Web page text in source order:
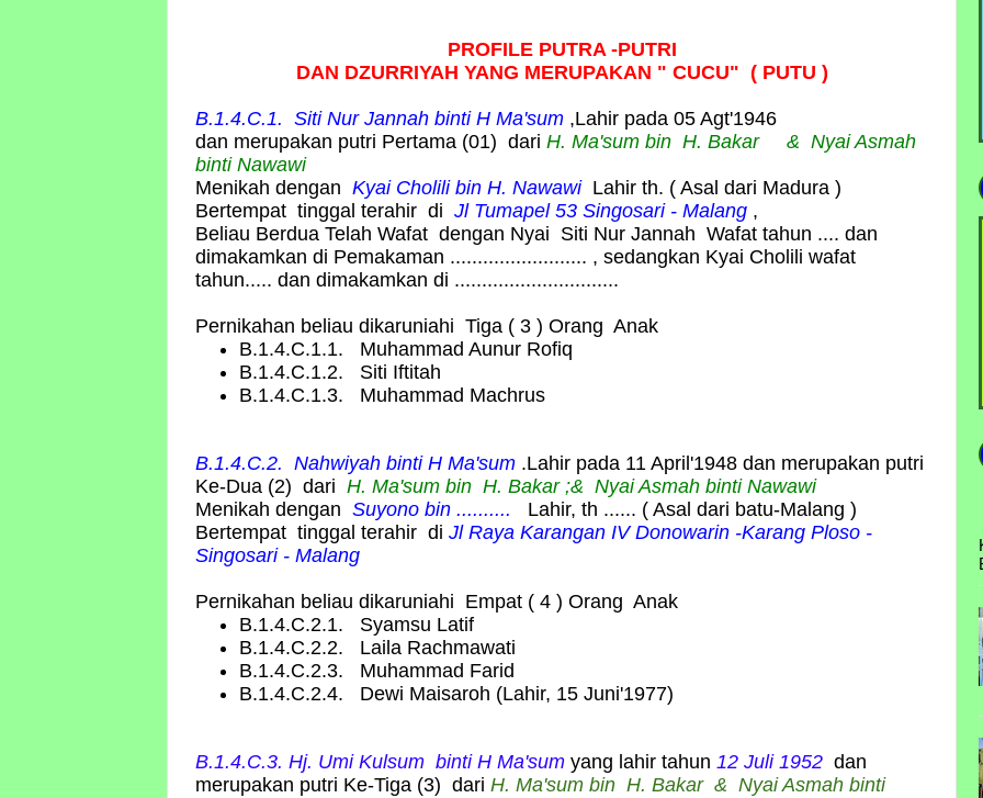
PROFILE PUTRA -PUTRI
DAN DZURRIYAH YANG MERUPAKAN " CUCU" ( PUTU )
B.1.4.C.1. Siti Nur Jannah binti H Ma'sum ,Lahir pada 05 Agt'1946
dan merupakan putri Pertama (01) dari H. Ma'sum bin H. Bakar
& Nyai Asmah
binti Nawawi
Menikah dengan Kyai Cholili bin H. Nawawi Lahir th. ( Asal dari Madura )
Bertempat tinggal terahir di Jl Tumapel 53 Singosari - Malang ,
Beliau Berdua Telah Wafat dengan Nyai Siti Nur Jannah Wafat tahun .... dan
dimakamkan di Pemakaman ......................... , sedangkan Kyai Cholili wafat
tahun..... dan dimakamkan di ..............................
Pernikahan beliau dikaruniahi Tiga ( 3 ) Orang Anak
B.1.4.C.1.1. Muhammad Aunur Rofiq
B.1.4.C.1.2. Siti Iftitah
B.1.4.C.1.3. Muhammad Machrus
B.1.4.C.2. Nahwiyah binti H Ma'sum .Lahir pada 11 April'1948 dan merupakan putri
Ke-Dua (2) dari H. Ma'sum bin H. Bakar ;& Nyai Asmah binti Nawawi
Menikah dengan Suyono bin ..........
Lahir, th ...... ( Asal dari batu-Malang )
Bertempat tinggal terahir di Jl Raya Karangan IV Donowarin -Karang Ploso -
Singosari - Malang
Pernikahan beliau dikaruniahi Empat ( 4 ) Orang Anak
B.1.4.C.2.1. Syamsu Latif
B.1.4.C.2.2. Laila Rachmawati
B.1.4.C.2.3. Muhammad Farid
B.1.4.C.2.4. Dewi Maisaroh (Lahir, 15 Juni'1977)
B.1.4.C.3. Hj. Umi Kulsum binti H Ma'sum yang lahir tahun 12 Juli 1952 dan
merupakan putri Ke-Tiga (3) dari H. Ma'sum bin H. Bakar & Nyai Asmah binti